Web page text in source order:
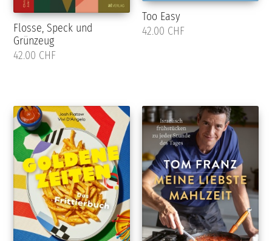
Flosse, Speck und
Grünzeug
42.00 CHF
Too Easy
42.00 CHF